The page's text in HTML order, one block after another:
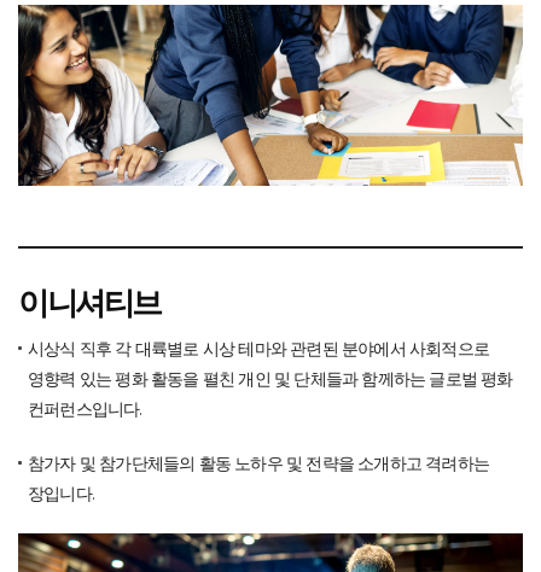
이니셔티브
시상식 직후 각 대륙별로 시상 테마와 관련된 분야에서 사회적으로
영향력 있는 평화 활동을 펼친 개인 및 단체들과 함께하는 글로벌 평화
컨퍼런스입니다.
참가자 및 참가단체들의 활동 노하우 및 전략을 소개하고 격려하는
장입니다.